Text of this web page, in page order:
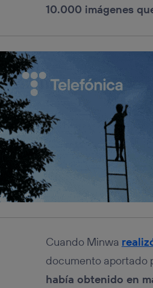
10.000 imágenes
Cuando Minwa
documento aportado
había obtenido en